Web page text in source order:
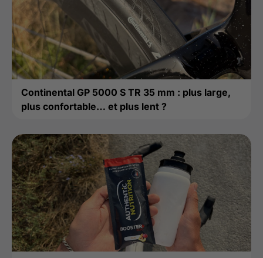
Continental GP 5000 S TR 35 mm : plus large,
plus confortable… et plus lent ?